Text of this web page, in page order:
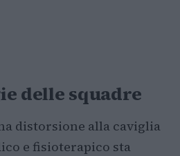
delle squadre
distorsione alla caviglia
e fisioterapico sta